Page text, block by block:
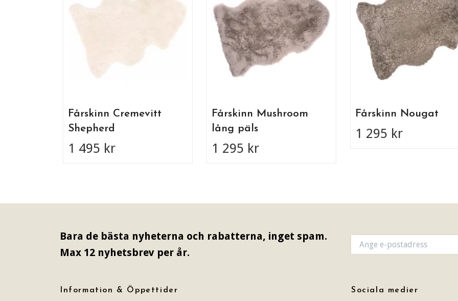
Fårskinn Cremevitt
Shepherd
1 495 kr
Fårskinn Mushroom
lång päls
1 295 kr
Fårskinn Nougat
1 295 kr
Bara de bästa nyheterna och rabatterna, inget spam.
Max 12 nyhetsbrev per år.
Information & Öppettider Sociala medier